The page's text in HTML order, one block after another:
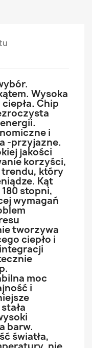
Wysoka
Chip
i
-przyjazne.
jakości
korzyści,
który
Kąt
stopni,
wymagań
tworzywa
ciepło i
moc
i
barw.
światła,